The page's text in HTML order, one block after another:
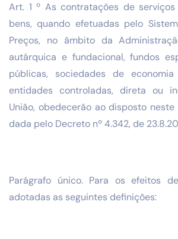
Art. 1 º As contratações de
bens, quando efetuadas pelo
Preços, no âmbito da
autárquica e fundacional, fundos
públicas, sociedades de
entidades controladas, direta ou
União, obedecerão ao disposto neste
dada pelo Decreto nº 4.342, de
Parágrafo único. Para os efeitos
adotadas as seguintes definições: